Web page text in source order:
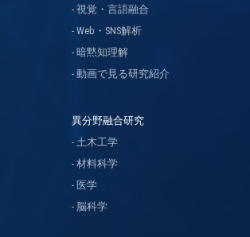
視覚・言語融合
Web・SNS解析
暗黙知理解
動画で見る研究紹介
異分野融合研究
土木工学
材料科学
医学
脳科学